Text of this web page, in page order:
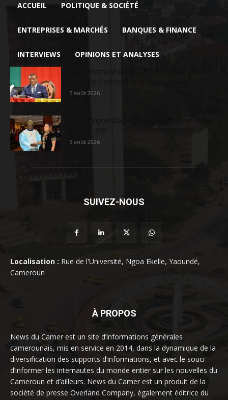
ACCUEIL POLITIQUE & SOCIÉTÉ
ENTREPRISES & MARCHÉS BANQUES & FINANCE
INTERVIEWS OPINIONS ET ANALYSES
5 août 2026
5 août 2026
SUIVEZ-NOUS
Localisation : Rue de l'Université, Ngoa Ekelle, Yaoundé,
Cameroun
À PROPOS
News du Camer est un site d’informations générales
camerounais, mis en service en 2014, dans la dynamique de la
diversification des supports d’informations, et avec le souci
d’informer les internautes du monde entier sur les nouvelles du
Cameroun et d’ailleurs. News du Camer est un produit de la
société de presse Overland Company, également éditrice du